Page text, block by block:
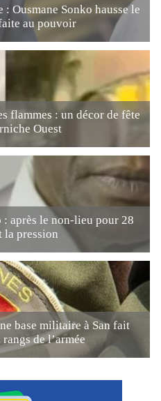
Ousmane Sonko hausse le
au pouvoir
flammes : un décor de fête
Ouest
après le non-lieu pour 28
la pression
base militaire à San fait
de l’armée